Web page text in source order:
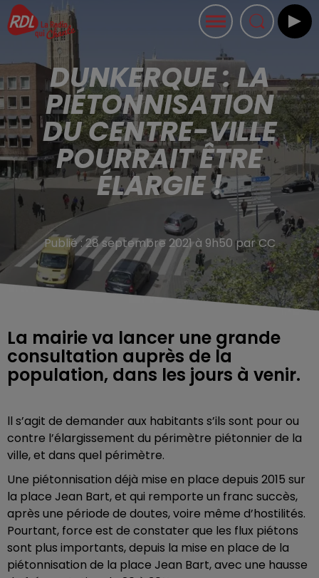
DUNKERQUE : LA
PIÉTONNISATION
DU CENTRE-VILLE
POURRAIT ÊTRE
ÉLARGIE !
Publié : 28 septembre 2021 à 9h50 par CC
La mairie va lancer une grande
consultation auprès de la
population, dans les jours à venir.
ll s’agit de demander aux habitants s’ils sont pour ou
contre l’élargissement du périmètre piétonnier de la
ville, et dans quel périmètre.
Une piétonnisation déjà mise en place depuis 2015 sur
la place Jean Bart, et qui remporte un franc succès,
après une période de doutes, voire même d’hostilités.
Pourtant, force est de constater que les flux piétons
sont plus importants, depuis la mise en place de la
piétonnisation de la place Jean Bart, avec une hausse